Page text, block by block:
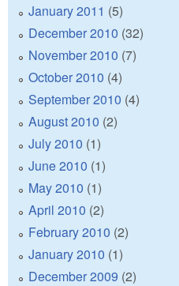
January 2011 (5)
December 2010 (32)
November 2010 (7)
October 2010 (4)
September 2010 (4)
August 2010 (2)
July 2010 (1)
June 2010 (1)
May 2010 (1)
April 2010 (2)
February 2010 (2)
January 2010 (1)
December 2009 (2)